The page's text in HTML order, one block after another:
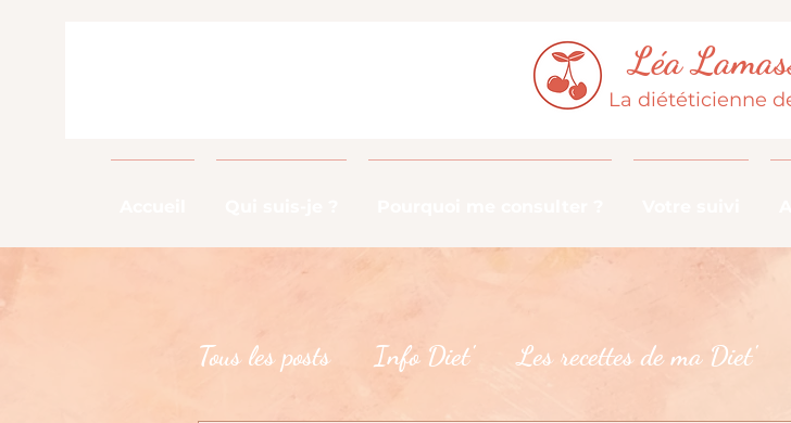
Léa
La diététicienne
Tous les posts Info Diet' Les recettes de ma Diet'